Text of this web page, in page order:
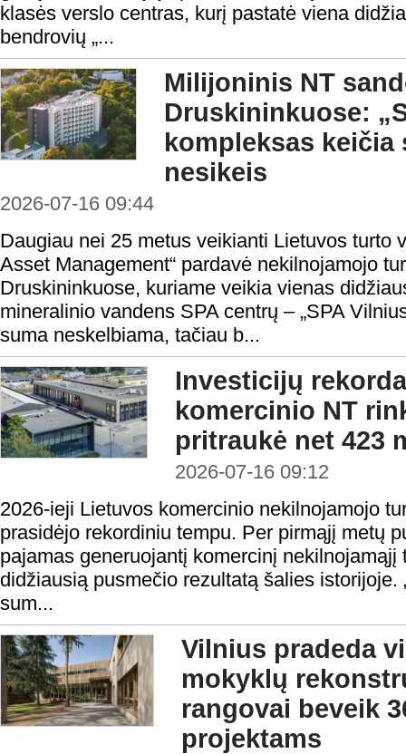
klasės verslo centras, kurį pastatė viena
bendrovių „...
Milijoninis NT
Druskininkuose:
kompleksas keičia
nesikeis
2026-07-16 09:44
Daugiau nei 25 metus veikianti Lietuvos turto
Asset Management“ pardavė nekilnojamojo
Druskininkuose, kuriame veikia vienas
mineralinio vandens SPA centrų – „SPA
suma neskelbiama, tačiau b...
Investicijų
komercinio NT
pritraukė net 423
2026-07-16 09:12
2026-ieji Lietuvos komercinio nekilnojamojo
prasidėjo rekordiniu tempu. Per pirmąjį metų
pajamas generuojantį komercinį
didžiausią pusmečio rezultatą šalies istorijoje.
sum...
Vilnius pradeda
mokyklų
rangovai beveik
projektams